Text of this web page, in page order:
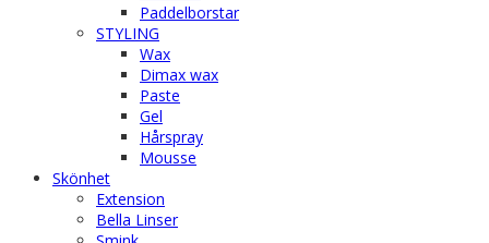
Paddelborstar
STYLING
Wax
Dimax wax
Paste
Gel
Hårspray
Mousse
Skönhet
Extension
Bella Linser